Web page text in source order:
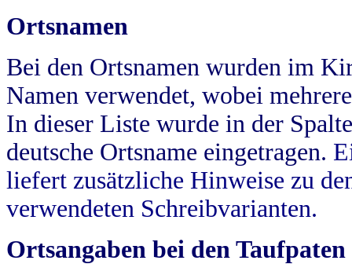
Ortsnamen
Bei den Ortsnamen wurden im
Namen verwendet, wobei
In dieser Liste wurde in der
deutsche Ortsname eingetragen.
liefert zusätzliche Hinweise zu
verwendeten Schreibvarianten.
Ortsangaben bei den Taufpaten